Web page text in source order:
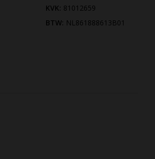
KVK: 81012659
BTW: NL861888613B01